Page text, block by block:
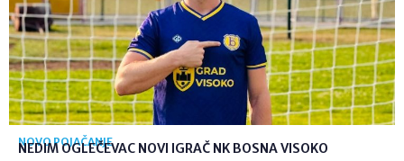
NOVO POJAČANJE
NEDIM OGLEČEVAC NOVI IGRAČ NK BOSNA VISOKO